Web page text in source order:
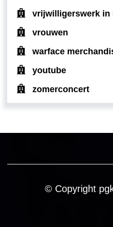
vrijwilligerswerk in
vrouwen
warface
youtube
zomerconcert
© Copyright